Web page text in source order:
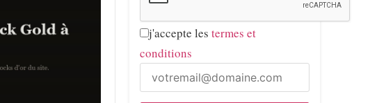
j'accepte les termes et
conditions